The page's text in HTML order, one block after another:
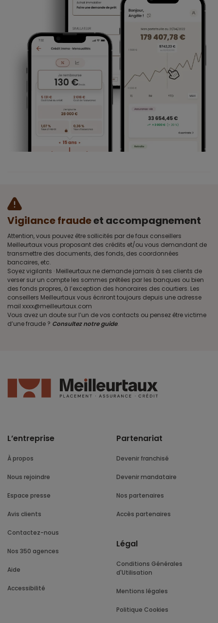
Vigilance fraudeet accompagnement
Attention, vous pouvez être sollicités par de faux conseillers
Meilleurtaux vous proposant des crédits et/ou vous demandant de
transmettre des documents, des fonds, des coordonnées
bancaires, etc.
Soyez vigilants · Meilleurtaux ne demande jamais à ses clients de
verser sur un compte les sommes prêtées par les banques ou bien
des fonds propres, à l’exception des honoraires des courtiers. Les
conseillers Meilleurtaux vous écriront toujours depuis une adresse
mail xxxx@meilleurtaux.com
Vous avez un doute sur l’un de vos contacts ou pensez être victime
d’une fraude ? Consultez notre guide.
L’entreprise
À propos
Nous rejoindre
Espace presse
Avis clients
Contactez-nous
Nos 350 agences
Aide
Accessibilité
Partenariat
Devenir franchisé
Devenir mandataire
Nos partenaires
Accès partenaires
Légal
Conditions Générales
d'Utilisation
Mentions légales
Politique Cookies